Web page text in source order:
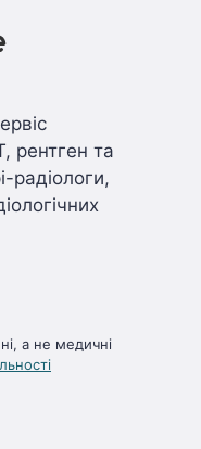
рентген та
радіологи,
а не медичні